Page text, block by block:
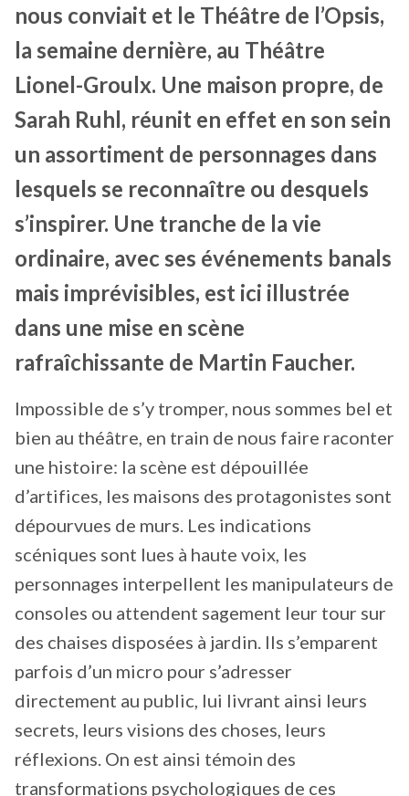
nous conviait et le Théâtre de l’Opsis,
la semaine dernière, au Théâtre
Lionel-Groulx. Une maison propre, de
Sarah Ruhl, réunit en effet en son sein
un assortiment de personnages dans
lesquels se reconnaître ou desquels
s’inspirer. Une tranche de la vie
ordinaire, avec ses événements banals
mais imprévisibles, est ici illustrée
dans une mise en scène
rafraîchissante de Martin Faucher.
Impossible de s’y tromper, nous sommes bel et
bien au théâtre, en train de nous faire raconter
une histoire: la scène est dépouillée
d’artifices, les maisons des protagonistes sont
dépourvues de murs. Les indications
scéniques sont lues à haute voix, les
personnages interpellent les manipulateurs de
consoles ou attendent sagement leur tour sur
des chaises disposées à jardin. Ils s’emparent
parfois d’un micro pour s’adresser
directement au public, lui livrant ainsi leurs
secrets, leurs visions des choses, leurs
réflexions. On est ainsi témoin des
transformations psychologiques de ces